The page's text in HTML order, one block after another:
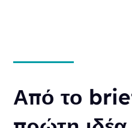
Από το